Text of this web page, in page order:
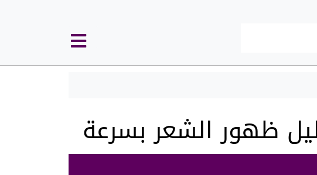
الأقسام
ظهور الشعر بسرعة